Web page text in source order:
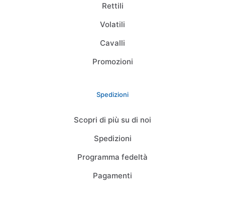
Rettili
Volatili
Cavalli
Promozioni
Spedizioni
Scopri di più su di noi
Spedizioni
Programma fedeltà
Pagamenti